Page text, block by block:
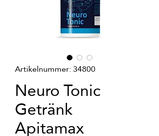
Artikelnummer: 34800
Neuro Tonic
Getränk
Apitamax